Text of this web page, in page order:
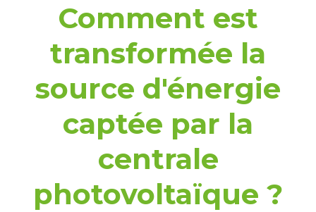
Comment est
transformée la
source d'énergie
captée par la
centrale
photovoltaïque ?